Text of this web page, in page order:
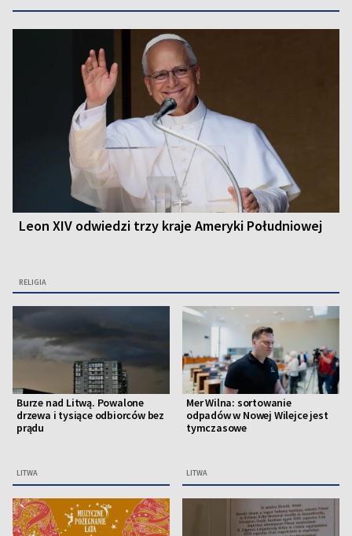
Leon XIV odwiedzi trzy kraje Ameryki Południowej
RELIGIA
Burze nad Litwą. Powalone
drzewa i tysiące odbiorców bez
prądu
LITWA
Mer Wilna: sortowanie
odpadów w Nowej Wilejce jest
tymczasowe
LITWA